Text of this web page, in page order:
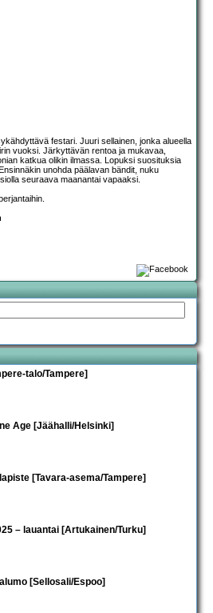
festari. Juuri sellainen, jonka alueella
vuoksi. Järkyttävän rentoa ja mukavaa,
katkua olikin ilmassa. Lopuksi suosituksia
unohda päälavan bändit, nuku
seuraava maanantai vapaaksi.
talo/Tampere]
Age [Jäähalli/Helsinki]
[Tavara-asema/Tampere]
– lauantai [Artukainen/Turku]
[Sellosali/Espoo]